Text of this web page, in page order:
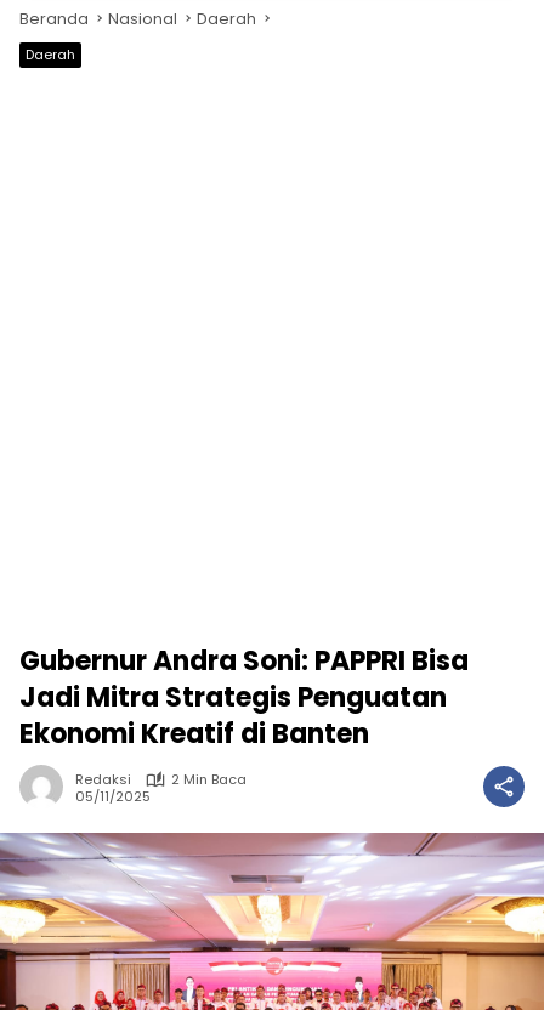
Beranda Nasional Daerah
Daerah
Gubernur Andra Soni: PAPPRI Bisa
Jadi Mitra Strategis Penguatan
Ekonomi Kreatif di Banten
Redaksi
2 Min Baca
05/11/2025